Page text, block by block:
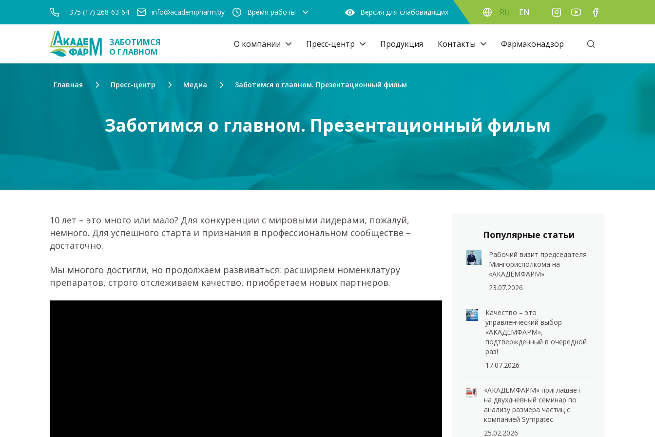
+375 (17) 268-63-64 info@academpharm.by Время работы Версия для слабовидящих RU EN
ЗАБОТИМСЯ
О ГЛАВНОМ
О компании Пресс-центр Продукция Контакты Фармаконадзор
Главная Пресс-центр Медиа Заботимся о главном. Презентационный фильм
Заботимся о главном. Презентационный фильм
Популярные статьи
Рабочий визит председателя
Мингорисполкома на
«АКАДЕМФАРМ»
23.07.2026
Качество – это
управленческий выбор
«АКАДЕМФАРМ»,
подтвержденный в очередной
раз!
17.07.2026
«АКАДЕМФАРМ» приглашает
на двухдневный семинар по
анализу размера частиц с
компанией Sympatec
25.02.2026
10 лет – это много или мало? Для конкуренции с мировыми лидерами, пожалуй,
немного. Для успешного старта и признания в профессиональном сообществе –
достаточно.
Мы многого достигли, но продолжаем развиваться: расширяем номенклатуру
препаратов, строго отслеживаем качество, приобретаем новых партнеров.